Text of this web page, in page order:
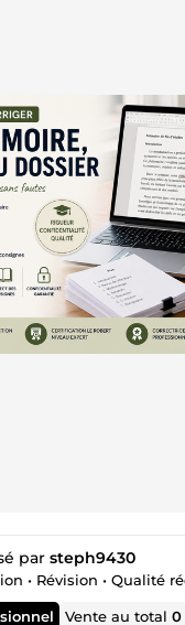
par steph9430
• Révision • Qualité
Vente au total0